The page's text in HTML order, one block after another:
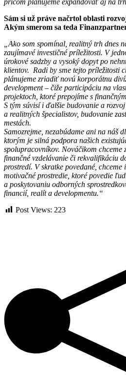
Sám si už práve načrtol oblasti
Akým smerom sa teda
„Ako som spomínal, realitný trh dnes
zaujímavé investičné príležitosti. V
úrokové sadzby a vysoký dopyt po
klientov. Radi by sme tejto príležitosti
plánujeme zriadiť novú korporátnu
development – čiže participáciu na
projektoch, ktoré prepojíme s
S tým súvisí i ďalšie budovanie a
a realitných špecialistov, budovanie
mestách.
Samozrejme, nezabúdame ani na náš
ktorým je silná podpora našich
spolupracovníkov. Nováčikom chceme
finančné vzdelávanie či rekvalifikáciu
prostredí. V skratke povedané,
motivačné prostredie, ktoré povedie
a poskytovaniu odborných
financií, realít a developmentu.“
Post Views: 223